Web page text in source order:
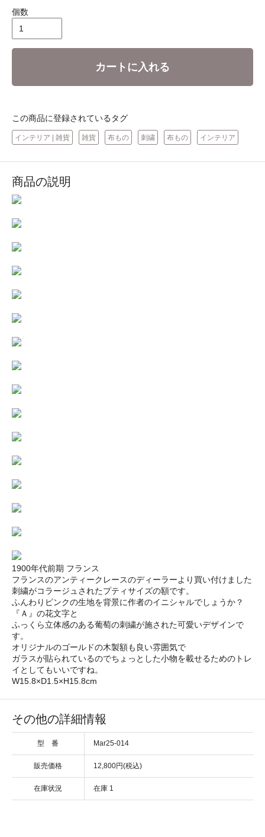
個数
カートに入れる
この商品に登録されているタグ
インテリア | 雑貨 雑貨 布もの 刺繍 布もの インテリア
商品の説明
1900年代前期 フランス
フランスのアンティークレースのディーラーより買い付けました
刺繍がコラージュされたプティサイズの額です。
ふんわりピンクの生地を背景に作者のイニシャルでしょうか？
『Ａ』の花文字と
ふっくら立体感のある葡萄の刺繍が施された可愛いデザインで
す。
オリジナルのゴールドの木製額も良い雰囲気で
ガラスが貼られているのでちょっとした小物を載せるためのトレ
イとしてもいいですね。
W15.8×D1.5×H15.8cm
その他の詳細情報
型 番 Mar25-014
販売価格 12,800円(税込)
在庫状況 在庫 1